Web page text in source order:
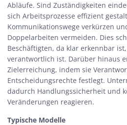
Abläufe. Sind Zuständigkeiten
sich Arbeitsprozesse effizient
Kommunikationswege verkürzen
Doppelarbeiten vermeiden. Dies
Beschäftigten, da klar erkennbar
verantwortlich ist. Darüber hinaus
Zielerreichung, indem sie
Entscheidungsrechte festlegt.
dadurch Handlungssicherheit und
Veränderungen reagieren.
Typische Modelle